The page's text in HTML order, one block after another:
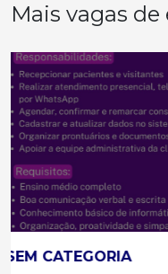
Mais vagas
SEM CATEGORIA